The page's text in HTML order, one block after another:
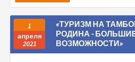
1
апреля
2021
«ТУРИЗМ НА
РОДИНА -
ВОЗМОЖНОСТИ»